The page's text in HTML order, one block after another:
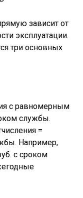
зависит от
эксплуатации.
три основных
с равномерным
службы.
=
Например,
с сроком